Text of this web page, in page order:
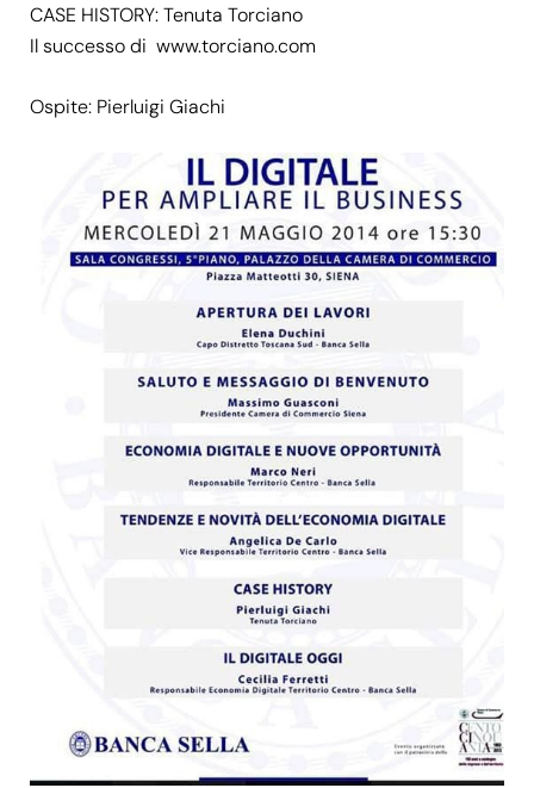
CASE HISTORY: Tenuta Torciano
Il successo di www.torciano.com
Ospite: Pierluigi Giachi